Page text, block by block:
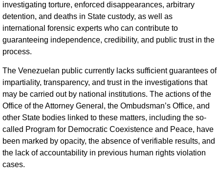
investigating torture, enforced disappearances, arbitrary
detention, and deaths in State custody, as well as
international forensic experts who can contribute to
guaranteeing independence, credibility, and public trust in the
process.
The Venezuelan public currently lacks sufficient guarantees of
impartiality, transparency, and trust in the investigations that
may be carried out by national institutions. The actions of the
Office of the Attorney General, the Ombudsman’s Office, and
other State bodies linked to these matters, including the so-
called Program for Democratic Coexistence and Peace, have
been marked by opacity, the absence of verifiable results, and
the lack of accountability in previous human rights violation
cases.